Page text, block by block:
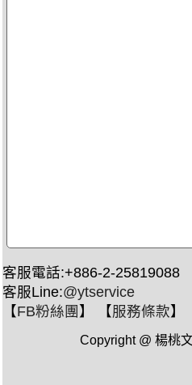
客服電話:+886-2-25819088
客服Line:@ytservice
【FB粉絲團 】 【服務條款】
Copyright @ 楊桃